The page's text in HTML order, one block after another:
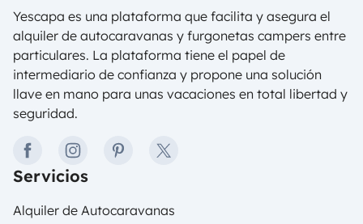
Yescapa es una plataforma que facilita y asegura el
alquiler de autocaravanas y furgonetas campers entre
particulares. La plataforma tiene el papel de
intermediario de confianza y propone una solución
llave en mano para unas vacaciones en total libertad y
seguridad.
facebookinstagrampinteresttwitter
Servicios
Alquiler de Autocaravanas